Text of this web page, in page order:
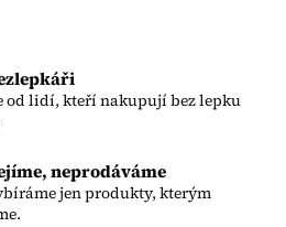
od lidí, kteří nakupují bez lepku
neprodáváme
jen produkty, kterým